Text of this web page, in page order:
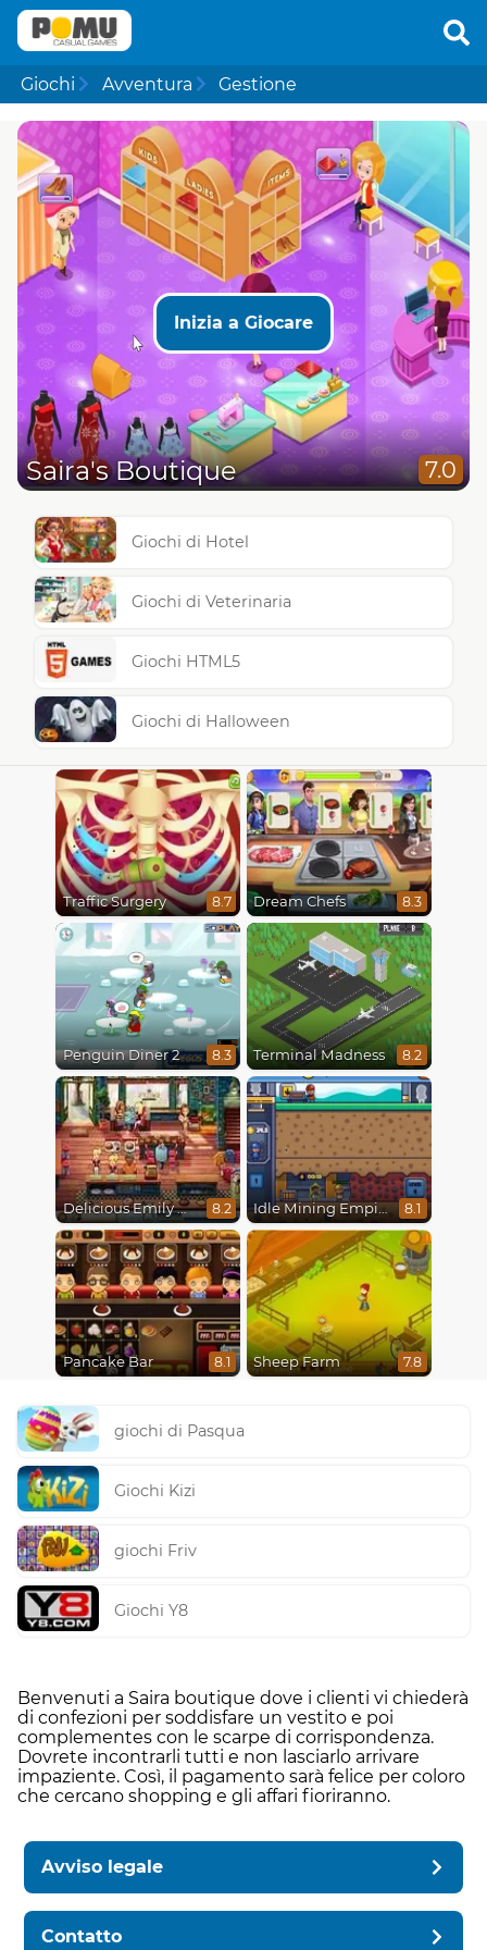
Giochi Avventura Gestione
Inizia a Giocare
Saira's Boutique 7.0
Giochi di Hotel
Giochi di Veterinaria
Giochi HTML5
Giochi di Halloween
Traffic Surgery 8.7 Dream Chefs 8.3
Penguin Diner 2 8.3 Terminal Madness 8.2
Delicious Emily New Beginning 8.2 Idle Mining Empire 8.1
Pancake Bar 8.1 Sheep Farm 7.8
giochi di Pasqua
Giochi Kizi
giochi Friv
Giochi Y8
Benvenuti a Saira boutique dove i clienti vi chiederà
di confezioni per soddisfare un vestito e poi
complementes con le scarpe di corrispondenza.
Dovrete incontrarli tutti e non lasciarlo arrivare
impaziente. Così, il pagamento sarà felice per coloro
che cercano shopping e gli affari fioriranno.
Avviso legale
Contatto